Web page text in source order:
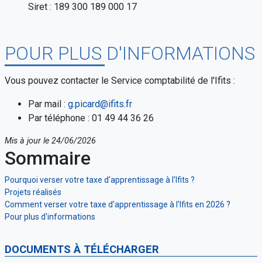
Sommaire
Pourquoi verser votre taxe d'apprentissage à l'Ifits ?
Projets réalisés
Comment verser votre taxe d'apprentissage à l'Ifits en 2026 ?
Pour plus d'informations
DOCUMENTS À TÉLÉCHARGER
Siret : 189 300 189 000 17
POUR PLUS D'INFORMATIONS
Vous pouvez contacter le Service comptabilité de l'Ifits :
Par mail : g.picard@ifits.fr
Par téléphone : 01 49 44 36 26
Mis à jour le 24/06/2026